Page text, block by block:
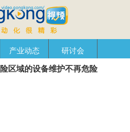
产业动态
研讨会
创新管理 企业视窗
区域的设备维护不再危险